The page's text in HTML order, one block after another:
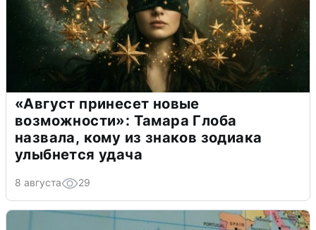
«Август принесет новые
возможности»: Тамара Глоба
назвала, кому из знаков зодиака
улыбнется удача
8 августа 29